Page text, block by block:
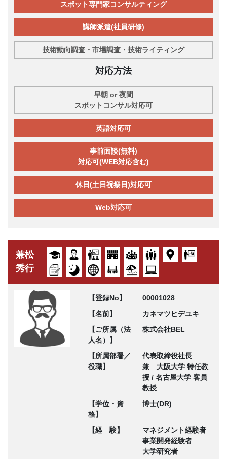
スポット専門家コンサルティング
講師派遣(社員研修)
技術動向調査・市場調査・技術ライティング
対応方法
早朝 or 夜間
スポットコンサル対応可
英語対応可
事前面談(無料)
対応可(WEB対応含む)
休日(土日祝祭日)対応可
Web対応可
兼松
秀行
【登録No】
00001028
【名前】
カネマツヒデユキ
【ご所属（法
人名）】
株式会社BEL
【所属部署／
役職】
代表取締役社長
兼 大阪大学 特任教
授 / 名古屋大学 客員
教授
【学位・資
格】
博士(DR)
【経 験】
マネジメント経験者
事業開発経験者
大学研究者